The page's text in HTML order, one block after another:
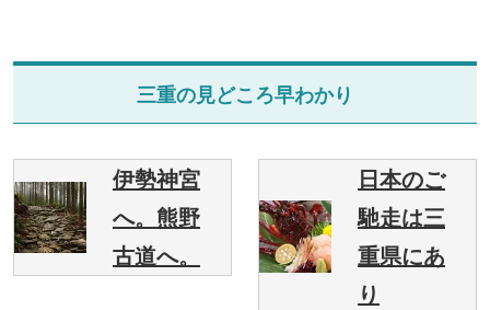
三重の見どころ早わかり
伊勢神宮
へ。熊野
古道へ。
日本のご
馳走は三
重県にあ
り